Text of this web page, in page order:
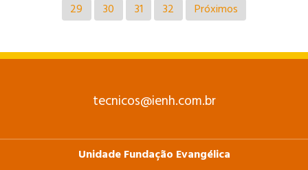
29
30 31 32 Próximos
tecnicos@ienh.com.br
Unidade Fundação Evangélica